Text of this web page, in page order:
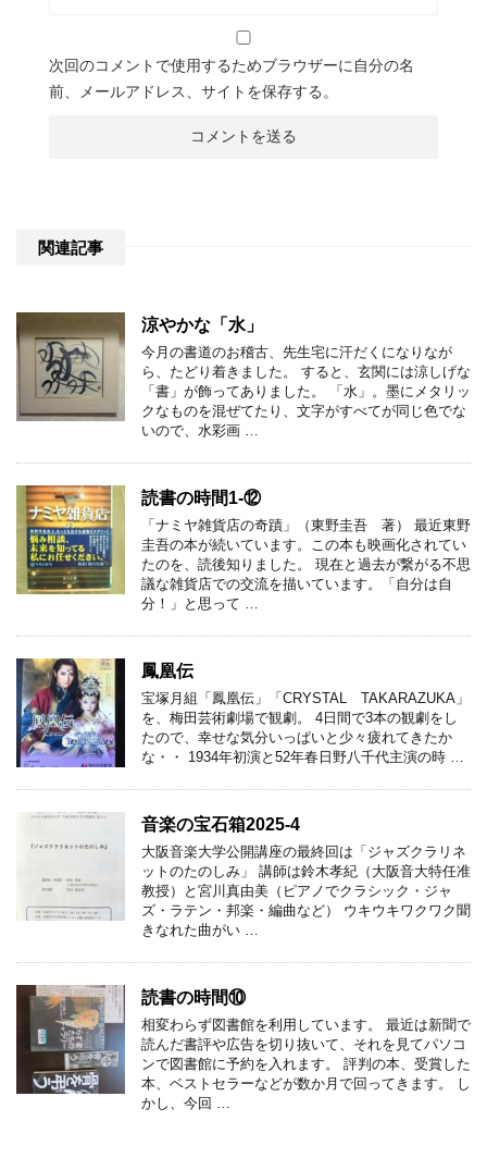
次回のコメントで使用するためブラウザーに自分の名
前、メールアドレス、サイトを保存する。
関連記事
涼やかな「水」
今月の書道のお稽古、先生宅に汗だくになりなが
ら、たどり着きました。 すると、玄関には涼しげな
「書」が飾ってありました。 「水」。墨にメタリッ
クなものを混ぜてたり、文字がすべてが同じ色でな
いので、水彩画 …
読書の時間1-⑫
「ナミヤ雑貨店の奇蹟」（東野圭吾 著） 最近東野
圭吾の本が続いています。この本も映画化されてい
たのを、読後知りました。 現在と過去が繋がる不思
議な雑貨店での交流を描いています。「自分は自
分！」と思って …
鳳凰伝
宝塚月組「鳳凰伝」「CRYSTAL TAKARAZUKA」
を、梅田芸術劇場で観劇。 4日間で3本の観劇をし
たので、幸せな気分いっぱいと少々疲れてきたか
な・・ 1934年初演と52年春日野八千代主演の時 …
音楽の宝石箱2025-4
大阪音楽大学公開講座の最終回は「ジャズクラリネ
ットのたのしみ」 講師は鈴木孝紀（大阪音大特任准
教授）と宮川真由美（ピアノでクラシック・ジャ
ズ・ラテン・邦楽・編曲など） ウキウキワクワク聞
きなれた曲がい …
読書の時間⑩
相変わらず図書館を利用しています。 最近は新聞で
読んだ書評や広告を切り抜いて、それを見てパソコ
ンで図書館に予約を入れます。 評判の本、受賞した
本、ベストセラーなどが数か月で回ってきます。 し
かし、今回 …